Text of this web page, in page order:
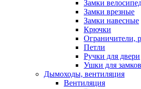
Замки
Замки врезные
Замки навесные
Крючки
Ограничители,
Петли
Ручки для двери
Ушки для замков
Дымоходы, вентиляция
Вентиляция